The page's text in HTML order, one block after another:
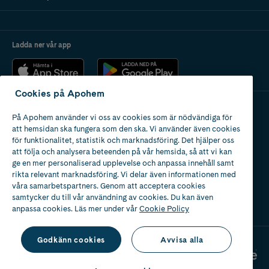
Ladda ner vår app
Apotek med tillstånd
av Läkemedelsverket
Cookies på Apohem
På Apohem använder vi oss av cookies som är nödvändiga för
att hemsidan ska fungera som den ska. Vi använder även cookies
för funktionalitet, statistik och marknadsföring. Det hjälper oss
att följa och analysera beteenden på vår hemsida, så att vi kan
ge en mer personaliserad upplevelse och anpassa innehåll samt
rikta relevant marknadsföring. Vi delar även informationen med
våra samarbetspartners. Genom att acceptera cookies
samtycker du till vår användning av cookies. Du kan även
anpassa cookies. Läs mer under vårCookie Policy
Godkänn cookies Avvisa alla